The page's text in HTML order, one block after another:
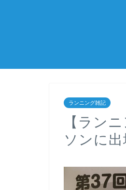
ランニング雑記
【ラン
ソンに出